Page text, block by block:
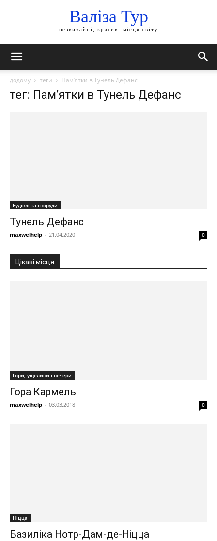
Валіза Тур
незвичайні, красиві місця світу
додому теги Пам’ятки в Тунель Дефанс
тег: Пам’ятки в Тунель Дефанс
Будівлі та споруди
Тунель Дефанс
maxwelhelp - 21.04.2020 0
Цікаві місця
Гори, ущелини і печери
Гора Кармель
maxwelhelp - 03.03.2018 0
Ніцца
Базиліка Нотр-Дам-де-Ніцца